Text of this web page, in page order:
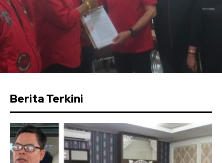
Berita Terkini